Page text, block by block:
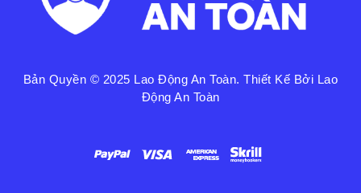
Bản Quyền © 2025 Lao Động An Toàn. Thiết Kế Bởi Lao
Động An Toàn